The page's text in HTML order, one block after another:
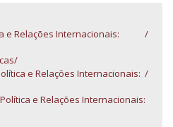
e Relações Internacionais:
e Relações Internacionais:
e Relações Internacionais: